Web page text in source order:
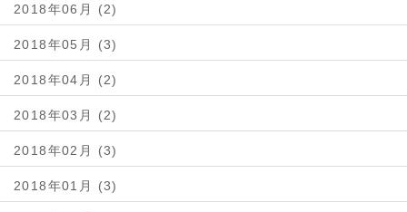
2018年06月 (2)
2018年05月 (3)
2018年04月 (2)
2018年03月 (2)
2018年02月 (3)
2018年01月 (3)